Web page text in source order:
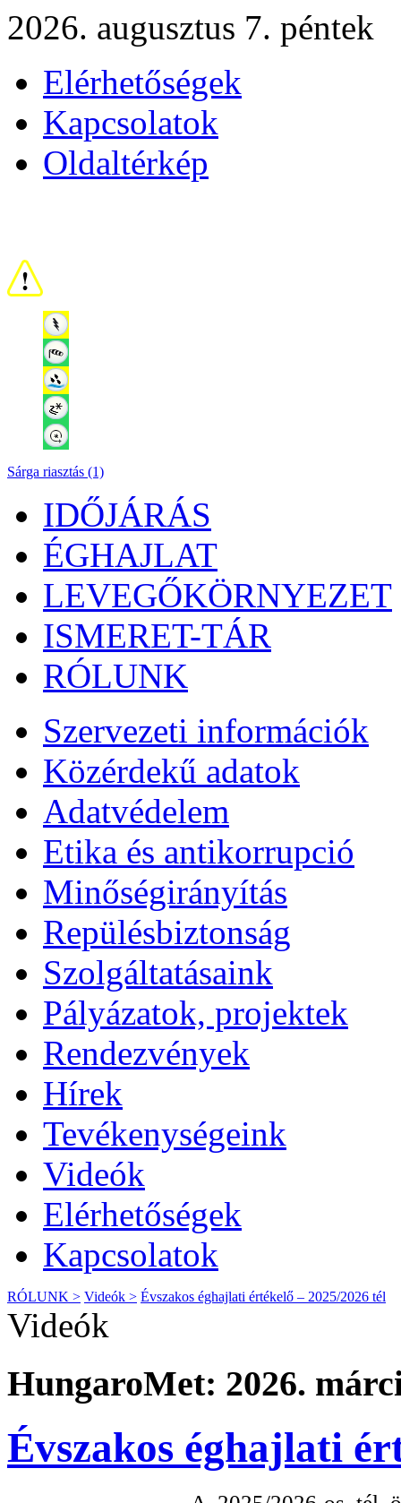
2026. augusztus 7. péntek
Elérhetőségek
Kapcsolatok
Oldaltérkép
Sárga riasztás (1)
IDŐJÁRÁS
ÉGHAJLAT
LEVEGŐKÖRNYEZET
ISMERET-TÁR
RÓLUNK
Szervezeti információk
Közérdekű adatok
Adatvédelem
Etika és antikorrupció
Minőségirányítás
Repülésbiztonság
Szolgáltatásaink
Pályázatok, projektek
Rendezvények
Hírek
Tevékenységeink
Videók
Elérhetőségek
Kapcsolatok
RÓLUNK > Videók > Évszakos éghajlati értékelő – 2025/2026 tél
Videók
HungaroMet: 2026.
Évszakos éghajlati